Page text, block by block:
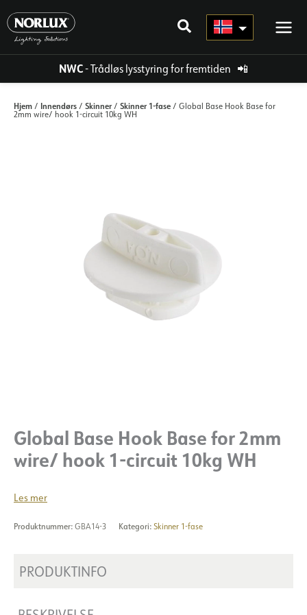
rett
innholdet
NWC- Trådløs lysstyring for fremtiden 📲
Hjem / Innendørs / Skinner/ Skinner 1-fase / Global Base Hook Base for
2mm wire/ hook 1-circuit 10kg WH
Global Base Hook Base for 2mm
wire/ hook 1-circuit 10kg WH
Les mer
Produktnummer: GBA14-3 Kategori: Skinner 1-fase
PRODUKTINFO